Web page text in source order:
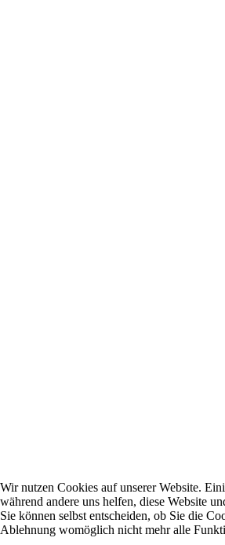
Wir nutzen Cookies auf unserer Website.
während andere uns helfen, diese Website
Sie können selbst entscheiden, ob Sie die
Ablehnung womöglich nicht mehr alle